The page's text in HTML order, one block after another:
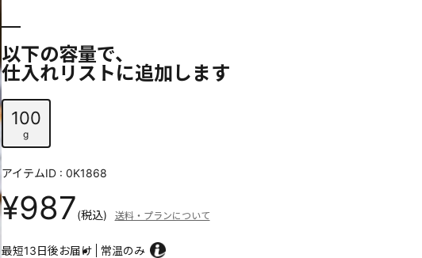
以下の容量で、
仕入れリストに追加します
100
g
アイテムID : 0K1868
¥987(税込) 送料・プランについて
最短13日後お届け 常温のみ